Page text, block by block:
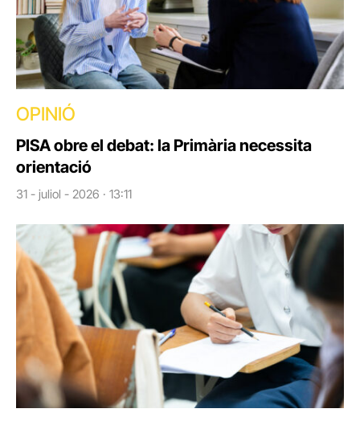
OPINIÓ
PISA obre el debat: la Primària necessita
orientació
31 - juliol - 2026 · 13:11